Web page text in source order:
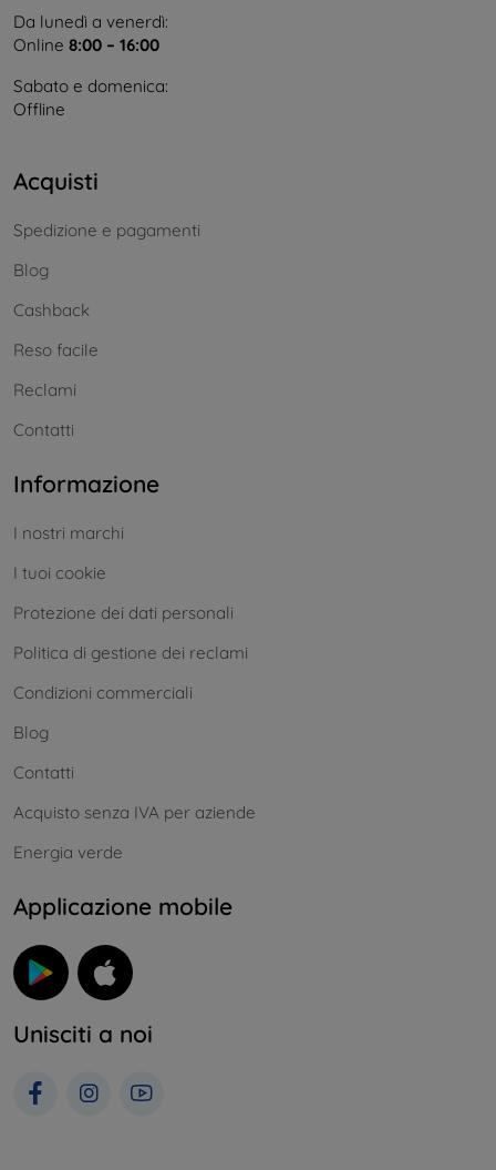
Da lunedì a venerdì:
Online 8:00 – 16:00
Sabato e domenica:
Offline
Acquisti
Spedizione e pagamenti
Blog
Cashback
Reso facile
Reclami
Contatti
Informazione
I nostri marchi
I tuoi cookie
Protezione dei dati personali
Politica di gestione dei reclami
Condizioni commerciali
Blog
Contatti
Acquisto senza IVA per aziende
Energia verde
Applicazione mobile
Unisciti a noi